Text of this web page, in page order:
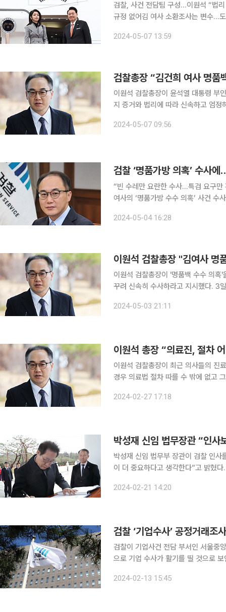
검찰, 사건 전담팀 구성…이원석 “법
규정 없어김 여사 소환조사는 변수…도이치 주가조작 물을
수사를 지시했지만, 김 여사의 처벌
2024-05-07 13:59
검찰총장 “김건희 여사 명품
이원석 검찰총장이 윤석열 대통령 부
지 증거와 법리에 따라 신속하고 엄정하게 수사
2024-05-07 09:56
검찰 ‘명품가방 의혹’ 수사
“빈 수레만 요란한 수사…특검 요구만 확산” 비판 검찰이 전담팀을 꾸려 윤
여사의 ‘명품가방 수수 의혹’ 사건
‘김 여사 특검법’을 도저히 막을 방법
2024-05-04 16:28
이원석 검찰총장 "김여사 명
이원석 검찰총장이 '명품백 수수 의혹
꾸려 신속히 수사하라고 지시했다. 3일 연합뉴스에 따르면 이 총장은 전날 송경호 서울중앙지검장
와 법리에 따라 신속하고 철저하게
2024-05-03 21:11
이원석 총장 “의료진, 절차
이원석 검찰총장이 최근 의사들의 진
경우 의료법 절차 따를 수 밖에 없고
2024-02-27 17:18
박성재 신임 법무장관 “인사
박성재 신임 법무부 장관이 검찰 인
이 더 중요하다고 생각한다”고 밝혔다. 박 장관은 21일 오전 서울 동작구 국립서울현충원 현충
했다. 그는 “각자 전부 자기 자리에
2024-02-21 14:20
검찰 ‘기업수사’ 공정거래
검찰이 기업사건 전담 부서인 서울중
으로 기업 수사가 활기를 띨 것으로
중앙지검은 최근 평검사 인사를 기점
2024-02-13 15:45